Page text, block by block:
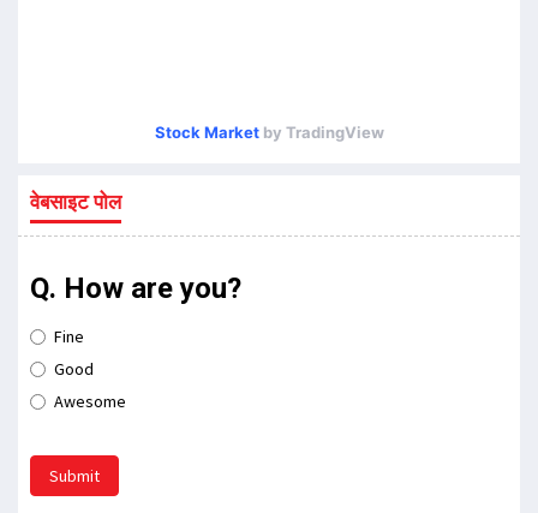
Stock Marketby TradingView
वेबसाइट पोल
Q. How are you?
Fine
Good
Awesome
Submit